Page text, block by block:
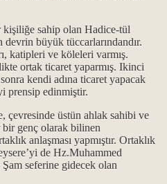
sahip olan Hadice-tül
devrin büyük tüccarlarındandır.
katipleri ve köleleri varmış.
ortak ticaret yaparmış. Ikinci
kendi adına ticaret yapacak
prensip edinmiştir.
çevresinde üstün ahlak sahibi ve
bir genç olarak bilinen
anlaşması yapmıştır. Ortaklık
de Hz.Muhammed
seferine gidecek olan